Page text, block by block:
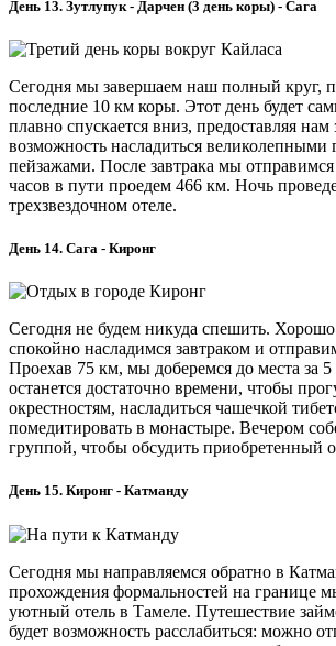
День 13. Зутлупук - Дарчен (3 день коры) - Сага
Сегодня мы завершаем наш полный круг,
последние 10 км коры. Этот день будет
плавно спускается вниз, предоставляя
возможность насладиться великолепными
пейзажами. После завтрака мы
часов в пути проедем 466 км. Ночь
трехзвездочном отеле.
День 14. Сага - Киронг
Сегодня не будем никуда спешить.
спокойно насладимся завтраком и
Проехав 75 км, мы доберемся до места за
останется достаточно времени, чтобы
окрестностям, насладиться чашечкой
помедитировать в монастыре. Вечером
группой, чтобы обсудить приобретенный
День 15. Киронг - Катманду
Сегодня мы направляемся обратно в
прохождения формальностей на границе
уютный отель в Тамеле. Путешествие
будет возможность расслабиться: можно